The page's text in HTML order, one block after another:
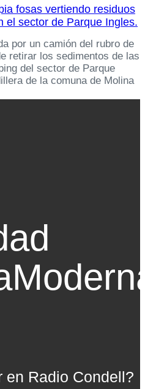
fosas vertiendo residuos
el sector de Parque Ingles.
por un camión del rubro de
retirar los sedimentos de las
del sector de Parque
de la comuna de Molina
en Radio Condell?